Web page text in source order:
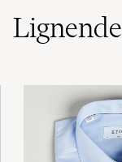
Lignende